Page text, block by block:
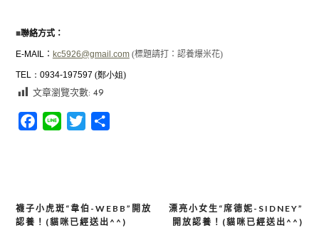
■聯絡方式：
E-MAIL： kc5926@gmail.com(標題請打：認養爆米花)
TEL：0934-197597 (鄭小姐)
文章瀏覽次數: 49
Facebook
Line Twitter
文
漂亮小女生“席德妮-SIDNEY”
開放認養！(貓咪已經送出^^)
襪子小虎斑“韋伯-WEBB”開放
認養！(貓咪已經送出^^)